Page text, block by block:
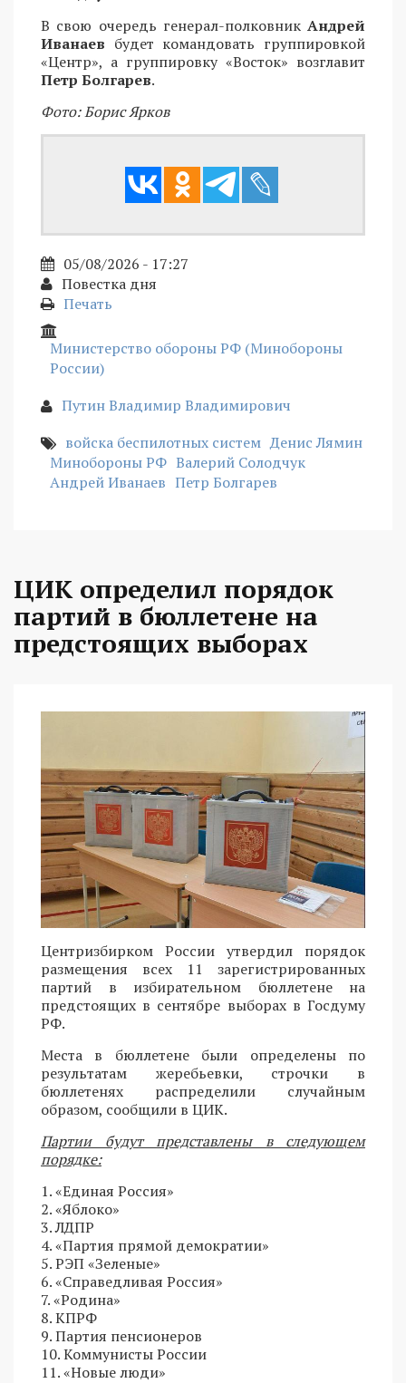
В свою очередь генерал-полковникАндрей
Иванаев будет командовать группировкой
«Центр», а группировку «Восток» возглавит
Петр Болгарев.
Фото: Борис Ярков
05/08/2026 - 17:27
Повестка дня
Печать
Министерство обороны РФ (Минобороны
России)
Путин Владимир Владимирович
войска беспилотных систем Денис Лямин
Минобороны РФ Валерий Солодчук
Андрей Иванаев Петр Болгарев
ЦИК определил порядок
партий в бюллетене на
предстоящих выборах
Центризбирком России утвердил порядок
размещения всех 11 зарегистрированных
партий в избирательном бюллетене на
предстоящих в сентябре выборах в Госдуму
РФ.
Места в бюллетене были определены по
результатам жеребьевки, строчки в
бюллетенях распределили случайным
образом, сообщили в ЦИК.
Партии будут представлены в следующем
порядке:
1. «Единая Россия»
2. «Яблоко»
3. ЛДПР
4. «Партия прямой демократии»
5. РЭП «Зеленые»
6. «Справедливая Россия»
7. «Родина»
8. КПРФ
9. Партия пенсионеров
10. Коммунисты России
11. «Новые люди»